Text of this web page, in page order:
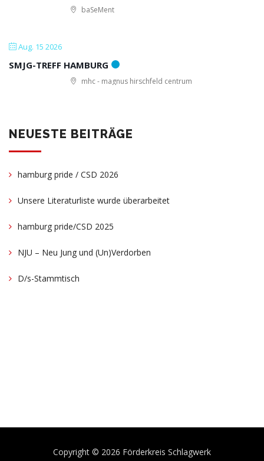
baSeMent
Aug. 15 2026
SMJG-TREFF HAMBURG
mhc - magnus hirschfeld centrum
NEUESTE BEITRÄGE
hamburg pride / CSD 2026
Unsere Literaturliste wurde überarbeitet
hamburg pride/CSD 2025
NJU – Neu Jung und (Un)Verdorben
D/s-Stammtisch
Copyright © 2026 Förderkreis Schlagwerk